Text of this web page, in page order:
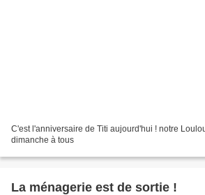
C'est l'anniversaire de Titi aujourd'hui ! notre
dimanche à tous
La ménagerie est de sortie !